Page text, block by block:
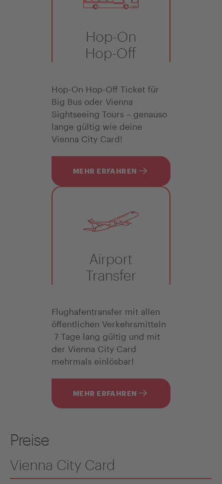
Hop-On
Hop-Off
Hop-On Hop-Off Ticket für
Big Bus oder Vienna
Sightseeing Tours – genauso
lange gültig wie deine
Vienna City Card!
MEHR ERFAHREN
Airport
Transfer
Flughafentransfer mit allen
öffentlichen Verkehrsmitteln
7 Tage lang gültig und mit
der Vienna City Card
mehrmals einlösbar!
MEHR ERFAHREN
Preise
Vienna City Card